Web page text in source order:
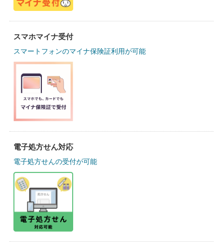
スマホマイナ受付
スマートフォンのマイナ保険証利用が可能
電子処方せん対応
電子処方せんの受付が可能